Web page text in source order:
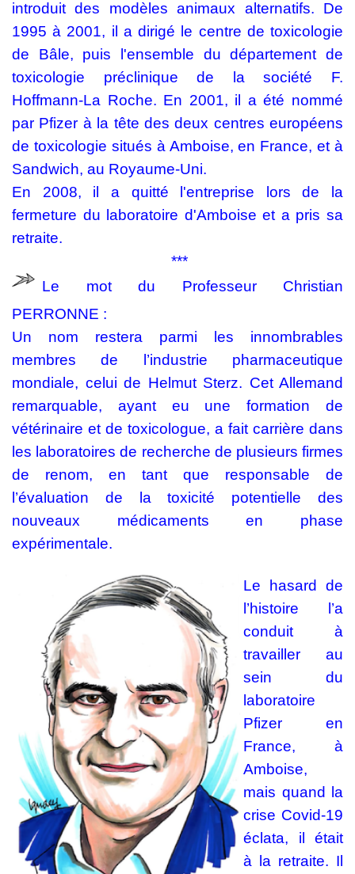
introduit des modèles animaux alternatifs. De
1995 à 2001, il a dirigé le centre de toxicologie
de Bâle, puis l'ensemble du département de
toxicologie préclinique de la société F.
Hoffmann-La Roche. En 2001, il a été nommé
par Pfizer à la tête des deux centres européens
de toxicologie situés à Amboise, en France, et à
Sandwich, au Royaume-Uni.
En 2008, il a quitté l'entreprise lors de la
fermeture du laboratoire d'Amboise et a pris sa
retraite.
***
Le mot du Professeur Christian
PERRONNE :
Un nom restera parmi les innombrables
membres de l’industrie pharmaceutique
mondiale, celui de Helmut Sterz. Cet Allemand
remarquable, ayant eu une formation de
vétérinaire et de toxicologue, a fait carrière dans
les laboratoires de recherche de plusieurs firmes
de renom, en tant que responsable de
l’évaluation de la toxicité potentielle des
nouveaux médicaments en phase
expérimentale.
Le hasard de
l’histoire l’a
conduit à
travailler au
sein du
laboratoire
Pfizer en
France, à
Amboise,
mais quand la
crise Covid-19
éclata, il était
à la retraite. Il